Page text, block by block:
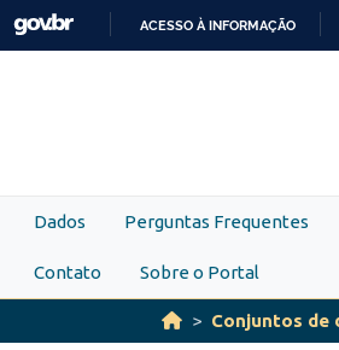
Skip to main content
ACESSO À INFORMAÇÃO
Dados Perguntas Frequentes
Contato Sobre o Portal
Conjuntos de